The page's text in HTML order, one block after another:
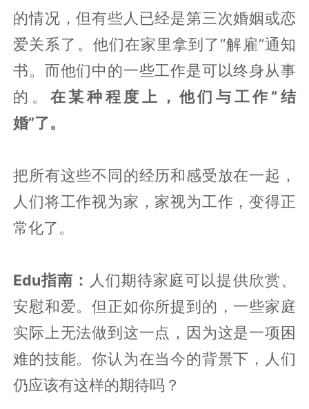
的情况，但有些人已经是第三次婚姻或恋
爱关系了。他们在家里拿到了“解雇”通知
书。而他们中的一些工作是可以终身从事
的。 在某种程度上，他们与工作“结
婚”了。
把所有这些不同的经历和感受放在一起，
人们将工作视为家，家视为工作，变得正
常化了。
Edu指南：
人们期待家庭可以提供欣赏、
安慰和爱。但正如你所提到的，一些家庭
实际上无法做到这一点，因为这是一项困
难的技能。你认为在当今的背景下，人们
仍应该有这样的期待吗？